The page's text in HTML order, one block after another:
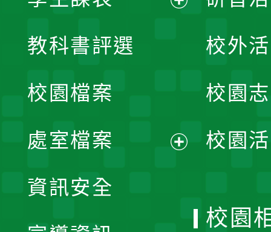
單
教科書評選
校園檔案
處室檔案
資訊安全
校外
校園
校園
校園